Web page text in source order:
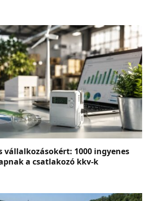
vállalkozásokért: 1000 ingyenes
a csatlakozó kkv-k